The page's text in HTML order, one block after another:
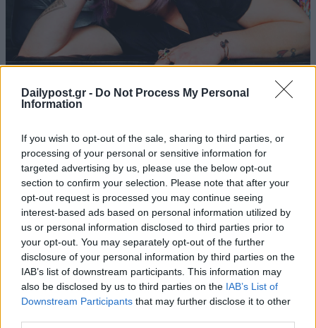
Dailypost.gr - Do Not Process My Personal
Information
If you wish to opt-out of the sale, sharing to third parties, or
processing of your personal or sensitive information for
targeted advertising by us, please use the below opt-out
section to confirm your selection. Please note that after your
opt-out request is processed you may continue seeing
interest-based ads based on personal information utilized by
us or personal information disclosed to third parties prior to
your opt-out. You may separately opt-out of the further
disclosure of your personal information by third parties on the
IAB’s list of downstream participants. This information may
also be disclosed by us to third parties on the IAB’s List of
Downstream Participants that may further disclose it to other